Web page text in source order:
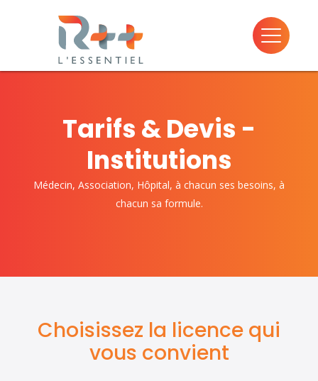
Tarifs & Devis -
Institutions
Médecin, Association, Hôpital, à chacun ses besoins, à
chacun sa formule.
Choisissez la licence qui
vous convient